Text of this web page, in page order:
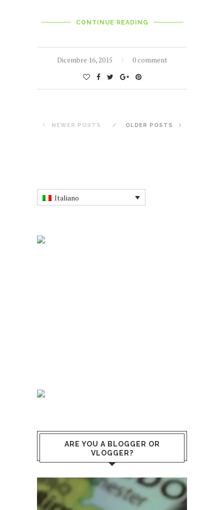
CONTINUE READING
Dicembre 16, 2015 0 comment
NEWER POSTS OLDER POSTS
Italiano
ARE YOU A BLOGGER OR
VLOGGER?
Video
Player